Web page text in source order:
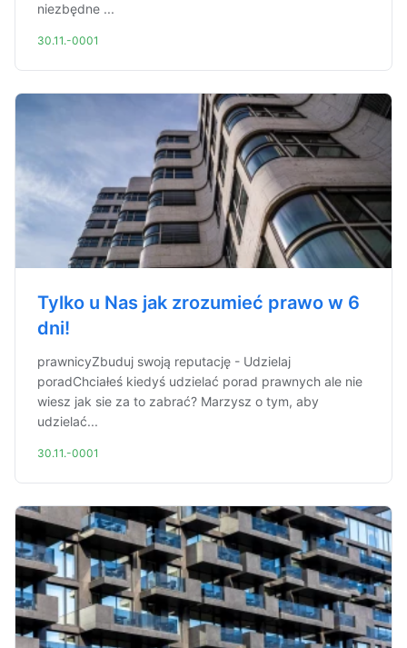
niezbędne ...
30.11.-0001
Tylko u Nas jak zrozumieć prawo w 6
dni!
prawnicyZbuduj swoją reputację - Udzielaj
poradChciałeś kiedyś udzielać porad prawnych ale nie
wiesz jak sie za to zabrać? Marzysz o tym, aby
udzielać...
30.11.-0001